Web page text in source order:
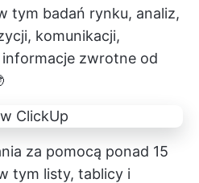
tym badań rynku, analiz,
komunikacji,
informacje zwrotne od
za pomocą ponad 15
tym listy, tablicy i